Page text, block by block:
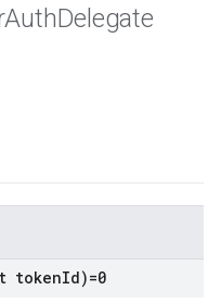
AuthDelegate
t tokenId)=0